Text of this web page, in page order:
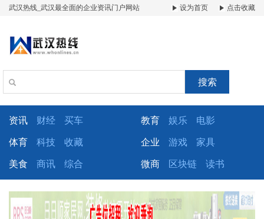
武汉热线_武汉最全面的企业资讯门户网站 设为首页 点击收藏
搜索
资讯 财经 买车 教育 娱乐 电影
体育 科技 收藏 企业 游戏 家具
美食 商讯 综合 微商 区块链 读书